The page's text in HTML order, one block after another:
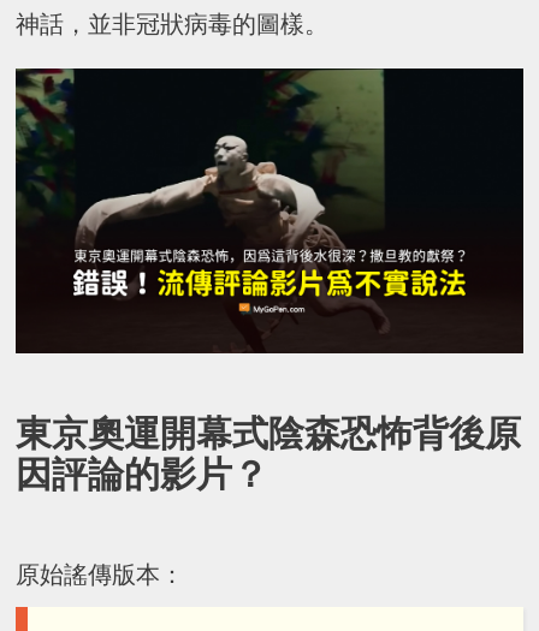
神話，並非冠狀病毒的圖樣。
東京奧運開幕式陰森恐怖背後原
因評論的影片？
原始謠傳版本：